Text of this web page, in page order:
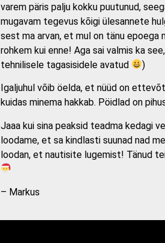
varem päris palju kokku puutunud,
mugavam tegevus kõigi ülesannete
sest ma arvan, et mul on tänu epoega
rohkem kui enne! Aga sai valmis ka
tehnilisele tagasisidele avatud
)
Igaljuhul võib öelda, et nüüd on
kuidas minema hakkab. Pöidlad on
Jaaa kui sina peaksid teadma kedagi
loodame, et sa kindlasti suunad nad
loodan, et nautisite lugemist! Tänud
– Markus